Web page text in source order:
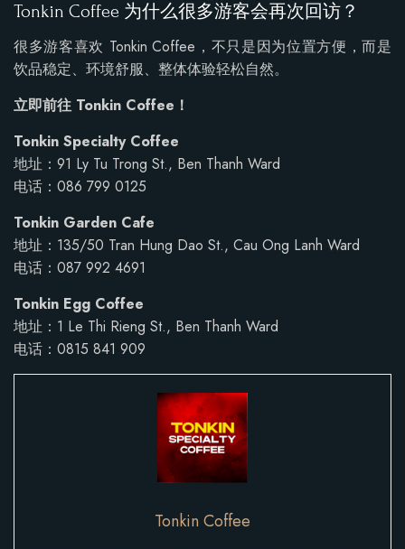
Tonkin Coffee 为什么很多游客会再次回访？
很多游客喜欢 Tonkin Coffee，不只是因为位置方便，而是
饮品稳定、环境舒服、整体体验轻松自然。
立即前往 Tonkin Coffee！
Tonkin Specialty Coffee
地址：91 Ly Tu Trong St., Ben Thanh Ward
电话：086 799 0125
Tonkin Garden Cafe
地址：135/50 Tran Hung Dao St., Cau Ong Lanh Ward
电话：087 992 4691
Tonkin Egg Coffee
地址：1 Le Thi Rieng St., Ben Thanh Ward
电话：0815 841 909
Tonkin Coffee